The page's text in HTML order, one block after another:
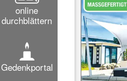
online
durchblättern
Gedenkportal